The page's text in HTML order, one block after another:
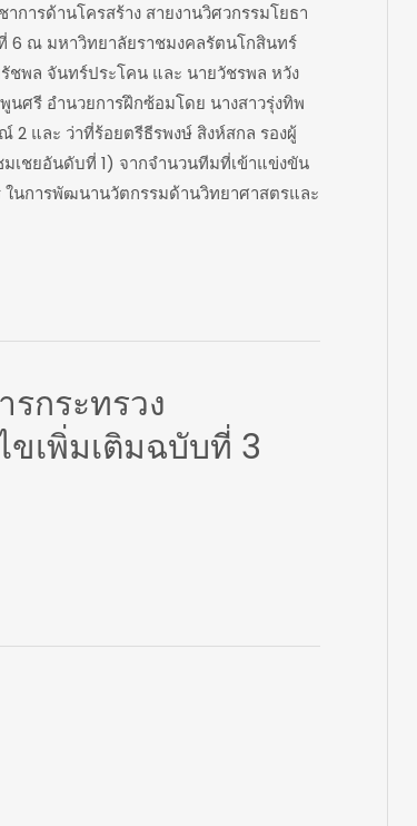
การด้านโครสร้าง สายงานวิศวกรรมโยธา
6 ณ มหาวิทยาลัยราชมงคลรัตนโกสินทร์
พล จันทร์ประโคน และ นายวัชรพล หวัง
ศรี อำนวยการฝึกซ้อมโดย นางสาวรุ่งทิพ
2 และ ว่าที่ร้อยตรีธีรพงษ์ สิงห์สกล รองผู้
มเชยอันดับที่ 1) จากจำนวนทีมที่เข้าแข่งขัน
ในการพัฒนานวัตกรรมด้านวิทยาศาสตรและ
รกระทรวง
เพิ่มเติมฉบับที่ 3